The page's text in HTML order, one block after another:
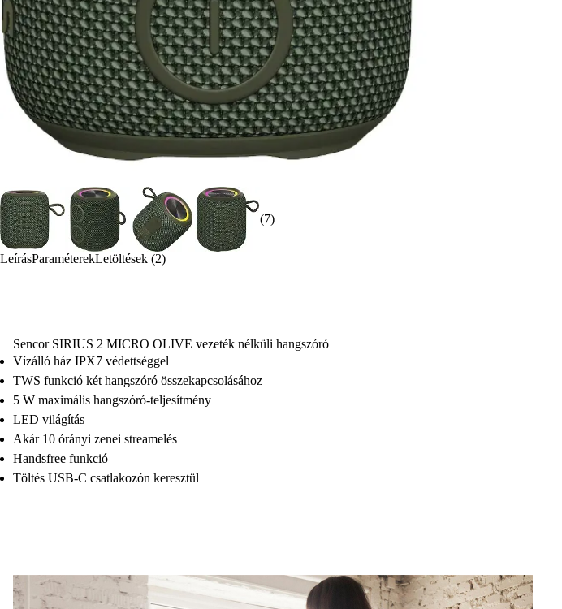
(7)
LeírásParaméterekLetöltések (2)
Sencor SIRIUS 2 MICRO OLIVE vezeték nélküli hangszóró
Vízálló ház IPX7 védettséggel
TWS funkció két hangszóró összekapcsolásához
5 W maximális hangszóró-teljesítmény
LED világítás
Akár 10 órányi zenei streamelés
Handsfree funkció
Töltés USB-C csatlakozón keresztül